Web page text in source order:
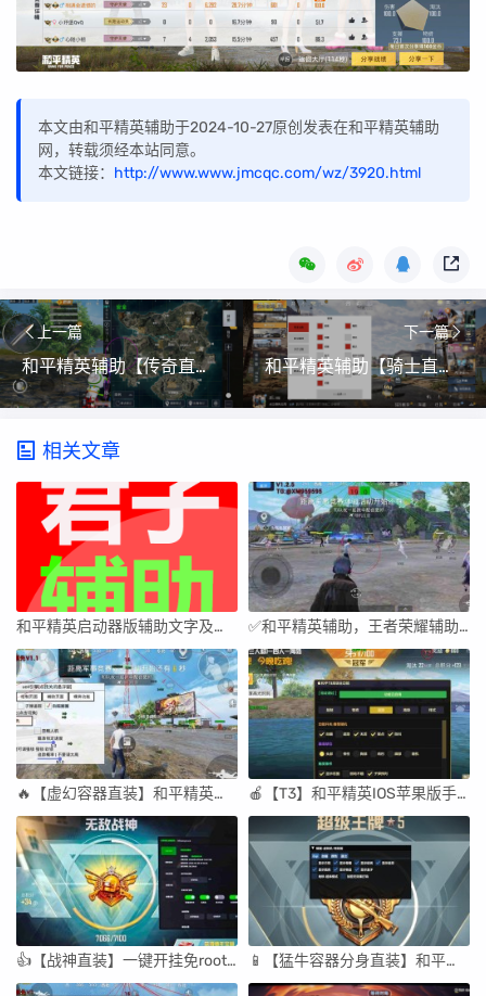
本文由和平精英辅助于2024-10-27原创发表在和平精英辅助
网，转载须经本站同意。
本文链接： http://www.www.jmcqc.com/wz/3920.html
上一篇
和平精英辅助【传奇直装】全图透视 锁死自瞄 射线骨骼 支持地铁逃生模式 经典模式 全部模式 有盒子物资显示
下一篇
和平精英辅助【骑士直装】【雷神直装】范围打击 雷达预警 皮肤美化 掩体变色 漏打追踪 范围追踪
相关文章
和平精英启动器版辅助文字及视频教程 ✅和平精英辅助，王者荣耀辅助，三角洲辅助等相关游戏辅助的常规使用教程
🔥【虚幻容器直装】和平精英锁头锁血挂透视挂,免费版辅助器软件 🍎【T3】和平精英IOS苹果版手机、平板全系统免越狱免巨魔辅助科技 支持iOS13-26系统签名安装，支持任意签名工具
👍【战神直装】一键开挂免root不闪退 和平精英透视辅助器(免费) 和平精英锁头锁血挂透视挂,免费 📱【猛牛容器分身直装】和平精英挂 锁头 透视免费版不封号 永久版安卓手机科技